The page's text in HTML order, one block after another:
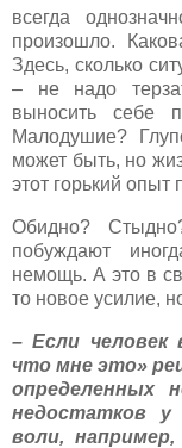
всегда
произошло.
Здесь, сколько
– не надо
выносить себе
Малодушие?
может быть, но
этот горький опыт
Обидно?
побуждают
немощь. А это в
то новое усилие,
– Если человек
что мне это»
определенных
недостатков
воли,